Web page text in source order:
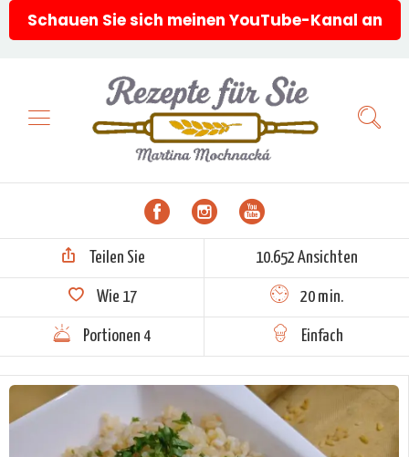
Schauen Sie sich meinen YouTube-Kanal an
Teilen Sie 10.652 Ansichten
Wie 17 20 min.
Portionen 4 Einfach